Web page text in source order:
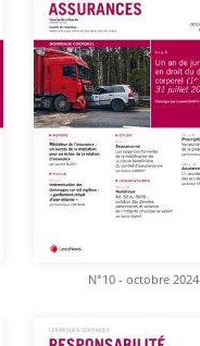
N°10 - octobre 2024